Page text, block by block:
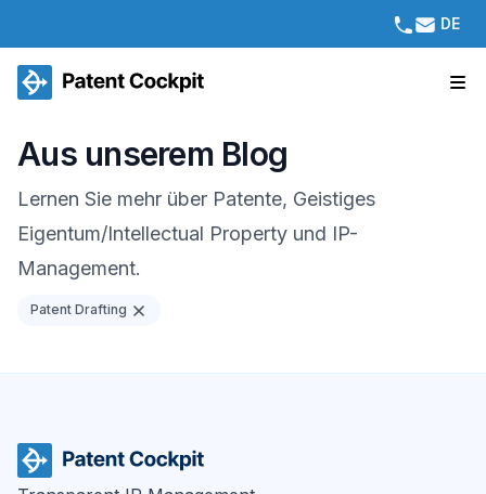
DE
Aus unserem Blog
Lernen Sie mehr über Patente, Geistiges
Eigentum/Intellectual Property und IP-
Management.
Patent Drafting